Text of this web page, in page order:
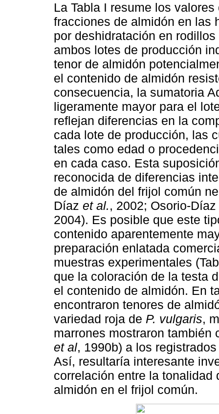
La Tabla I resume los
fracciones de almidón en las
por deshidratación en
ambos lotes de producción
tenor de almidón
el contenido de almidón
consecuencia, la sumatoria
ligeramente mayor para el
reflejan diferencias en la
cada lote de producción, las
tales como edad o
en cada caso. Esta
reconocida de diferencias
de almidón del frijol común
Díaz et al., 2002; Osorio-Díaz
2004). Es posible que este
contenido aparentemente
preparación enlatada
muestras experimentales
que la coloración de la testa
el contenido de almidón. En
encontraron tenores de
variedad roja de P. vulgaris,
marrones mostraron también
et al, 1990b) a los
Así, resultaría interesante
correlación entre la
almidón en el frijol común.